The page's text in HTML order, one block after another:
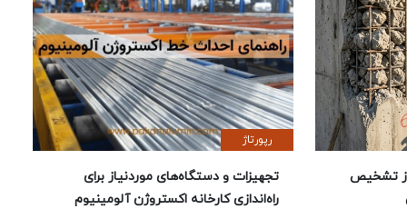
تشخیص
رپورتاژ
تجهیزات و دستگاه‌های موردنیاز برای
راه‌اندازی کارخانه اکستروژن آلومینیوم